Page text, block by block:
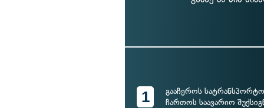
1
გააჩეროს
ჩართოს საავარიო